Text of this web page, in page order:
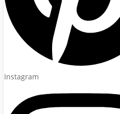
Instagram